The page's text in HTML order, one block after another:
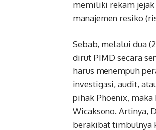
memiliki rekam jejak
manajemen resiko
Sebab, melalui dua
dirut PIMD secara
harus menempuh
investigasi, audit,
pihak Phoenix,
Wicaksono. Artinya,
berakibat timbulnya